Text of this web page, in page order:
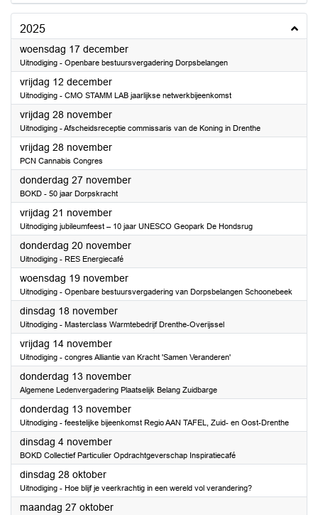
2025
woensdag 17 december2025
Uitnodiging - Openbare bestuursvergadering Dorpsbelangen
vrijdag 12 december2025
Uitnodiging - CMO STAMM LAB jaarlijkse netwerkbijeenkomst
vrijdag 28 november2025
Uitnodiging - Afscheidsreceptie commissaris van de Koning in Drenthe
vrijdag 28 november2025
PCN Cannabis Congres
donderdag 27 november2025
BOKD - 50 jaar Dorpskracht
vrijdag 21 november2025
Uitnodiging jubileumfeest – 10 jaar UNESCO Geopark De Hondsrug
donderdag 20 november2025
Uitnodiging - RES Energiecafé
woensdag 19 november2025
Uitnodiging - Openbare bestuursvergadering van Dorpsbelangen Schoonebeek
dinsdag 18 november2025
Uitnodiging - Masterclass Warmtebedrijf Drenthe-Overijssel
vrijdag 14 november2025
Uitnodiging - congres Alliantie van Kracht 'Samen Veranderen'
donderdag 13 november2025
Algemene Ledenvergadering Plaatselijk Belang Zuidbarge
donderdag 13 november2025
Uitnodiging - feestelijke bijeenkomst Regio AAN TAFEL, Zuid- en Oost-Drenthe
dinsdag 4 november2025
BOKD Collectief Particulier Opdrachtgeverschap Inspiratiecafé
dinsdag 28 oktober2025
Uitnodiging - Hoe blijf je veerkrachtig in een wereld vol verandering?
maandag 27 oktober2025